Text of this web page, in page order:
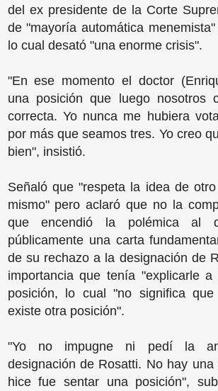
del ex presidente de la Corte
de "mayoría automática
lo cual desató "una enorme crisis".
"En ese momento el doctor
una posición que luego nosotros
correcta. Yo nunca me hubiera
por más que seamos tres. Yo creo
bien", insistió.
Señaló que "respeta la idea de
mismo" pero aclaró que no la
que encendió la polémica al
públicamente una carta
de su rechazo a la designación de
importancia que tenía "explicarle
posición, lo cual "no significa
existe otra posición".
"Yo no impugne ni pedí la
designación de Rosatti. No hay
hice fue sentar una posición",